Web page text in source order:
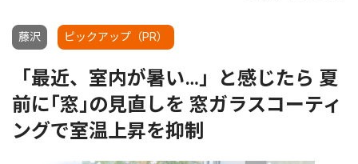
藤沢 ピックアップ（PR）
「最近、室内が暑い…」と感じたら 夏
前に｢窓｣の見直しを 窓ガラスコーティ
ングで室温上昇を抑制